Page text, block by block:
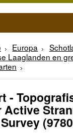
Europa
Laaglanden en
-
Active